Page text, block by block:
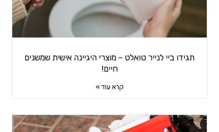
תגידו ביי לנייר טואלט – מוצרי היגיינה אישית שמשנים
חיים!
קרא עוד »